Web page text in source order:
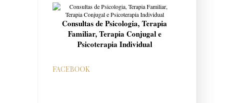
Consultas de Psicologia, Terapia
Familiar, Terapia Conjugal e
Psicoterapia Individual
FACEBOOK